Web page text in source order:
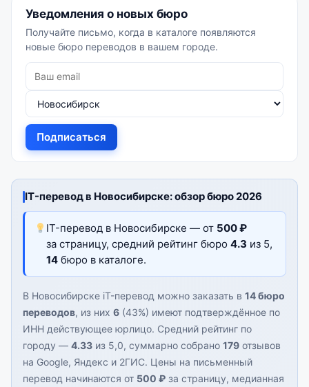
Уведомления о новых бюро
Получайте письмо, когда в каталоге появляются
новые бюро переводов в вашем городе.
Подписаться
IT-перевод в Новосибирске: обзор бюро 2026
IT-перевод в Новосибирске — от 500 ₽
за страницу, средний рейтинг бюро4.3 из 5,
14 бюро в каталоге.
В Новосибирске iT-перевод можно заказать в 14 бюро
переводов, из них 6 (43%) имеют подтверждённое по
ИНН действующее юрлицо. Средний рейтинг по
городу — 4.33 из 5,0, суммарно собрано 179 отзывов
на Google, Яндекс и 2ГИС. Цены на письменный
перевод начинаются от 500 ₽ за страницу, медианная